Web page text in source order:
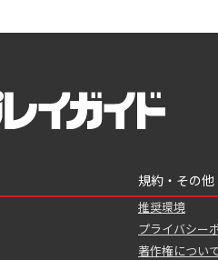
規約・その他
推奨環境
プライバシー
著作権につい